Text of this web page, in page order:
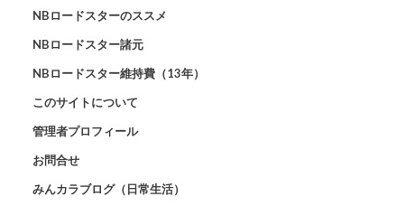
NBロードスターのススメ
NBロードスター諸元
NBロードスター維持費（13年）
このサイトについて
管理者プロフィール
お問合せ
みんカラブログ（日常生活）